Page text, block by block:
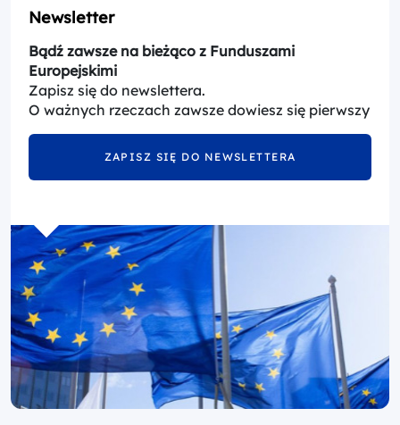
Newsletter
Bądź zawsze na bieżąco z Funduszami
Europejskimi
Zapisz się do newslettera.
O ważnych rzeczach zawsze dowiesz się pierwszy
ZAPISZ SIĘ DO NEWSLETTERA